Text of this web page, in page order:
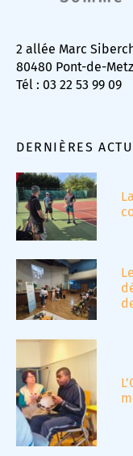
2 allée Marc
80480 Pont-de-Metz
Tél : 03 22 53 99 09
DERNIÈRES